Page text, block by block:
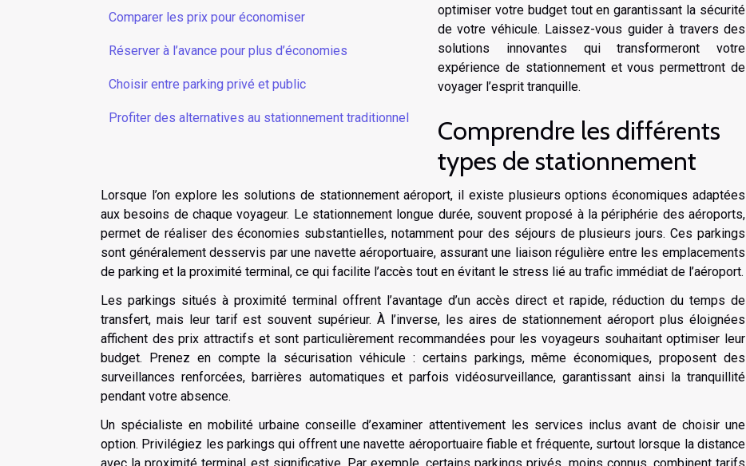
Comparer les prix pour économiser
Réserver à l’avance pour plus d’économies
Choisir entre parking privé et public
Profiter des alternatives au stationnement traditionnel
optimiser votre budget tout en garantissant la sécurité
de votre véhicule. Laissez-vous guider à travers des
solutions innovantes qui transformeront votre
expérience de stationnement et vous permettront de
voyager l’esprit tranquille.
Comprendre les différents
types de stationnement
Lorsque l’on explore les solutions de stationnement aéroport, il existe plusieurs options économiques adaptées
aux besoins de chaque voyageur. Le stationnement longue durée, souvent proposé à la périphérie des aéroports,
permet de réaliser des économies substantielles, notamment pour des séjours de plusieurs jours. Ces parkings
sont généralement desservis par une navette aéroportuaire, assurant une liaison régulière entre les emplacements
de parking et la proximité terminal, ce qui facilite l’accès tout en évitant le stress lié au trafic immédiat de l’aéroport.
Les parkings situés à proximité terminal offrent l’avantage d’un accès direct et rapide, réduction du temps de
transfert, mais leur tarif est souvent supérieur. À l’inverse, les aires de stationnement aéroport plus éloignées
affichent des prix attractifs et sont particulièrement recommandées pour les voyageurs souhaitant optimiser leur
budget. Prenez en compte la sécurisation véhicule : certains parkings, même économiques, proposent des
surveillances renforcées, barrières automatiques et parfois vidéosurveillance, garantissant ainsi la tranquillité
pendant votre absence.
Un spécialiste en mobilité urbaine conseille d’examiner attentivement les services inclus avant de choisir une
option. Privilégiez les parkings qui offrent une navette aéroportuaire fiable et fréquente, surtout lorsque la distance